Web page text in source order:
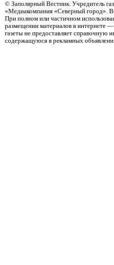
© Заполярный Вестник. Учредитель
«Медиакомпания «Северный город».
При полном или частичном
размещении материалов в интернете
газеты не предоставляет справочную
содержащуюся в рекламных